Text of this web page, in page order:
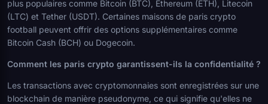
plus populaires comme Bitcoin (BTC), Ethereum (ETH), Litecoin
(LTC) et Tether (USDT). Certaines maisons de paris crypto
football peuvent offrir des options supplémentaires comme
Bitcoin Cash (BCH) ou Dogecoin.
Comment les paris crypto garantissent-ils la confidentialité ?
Les transactions avec cryptomonnaies sont enregistrées sur une
blockchain de manière pseudonyme, ce qui signifie qu'elles ne